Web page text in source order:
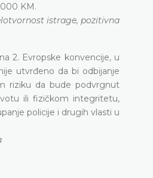
KM.
istrage, pozitivna
2. Evropske konvencije, u
utvrđeno da bi odbijanje
riziku da bude podvrgnut
ili fizičkom integritetu,
policije i drugih vlasti u